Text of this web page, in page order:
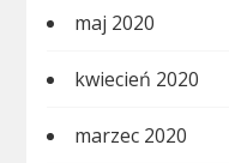
maj 2020
kwiecień 2020
marzec 2020